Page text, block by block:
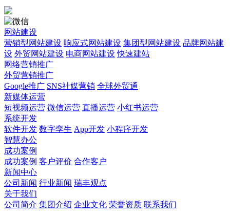
网站建设
营销型网站建设 响应式网站建设 集团型网站建设 品牌网站建
设 外贸网站建设 电商网站建设 快速建站
网络营销推广
外贸营销推广
Google推广 SNS社媒营销 全球外贸通
新媒体运营
短视频运营 微信运营 直播运营 小红书运营
系统开发
软件开发 数字孪生 App开发 小程序开发
智慧办公
成功案例
成功案例 客户评价 合作客户
新闻中心
公司新闻 行业新闻 瑞丰观点
关于我们
公司简介 集团介绍 企业文化 荣誉资质 联系我们